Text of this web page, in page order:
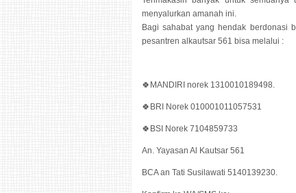
menyalurkan amanah ini.
Bagi sahabat yang hendak berdonasi
pesantren alkautsar 561 bisa melalui :
🍀MANDIRI norek 1310010189498.
🍀BRI Norek 010001011057531
🍀BSI Norek 7104859733
An. Yayasan Al Kautsar 561
BCA an Tati Susilawati 5140139230.